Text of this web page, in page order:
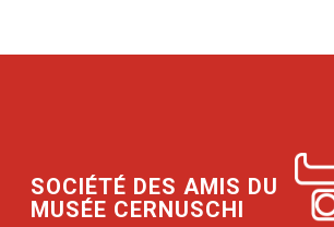
SOCIÉTÉ DES AMIS DU
MUSÉE CERNUSCHI